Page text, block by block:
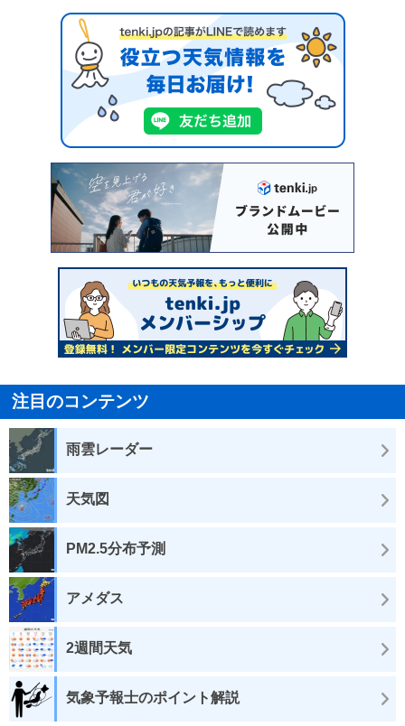
注目のコンテンツ
雨雲レーダー
天気図
PM2.5分布予測
アメダス
2週間天気
気象予報士のポイント解説